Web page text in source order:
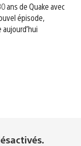
ans de Quake avec
épisode,